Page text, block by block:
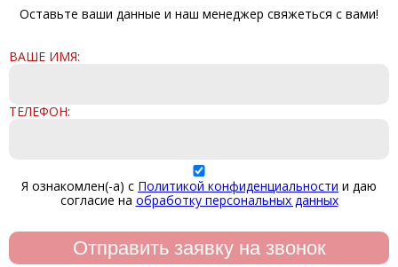
Оставьте ваши данные и наш менеджер свяжеться с вами!
ВАШЕ ИМЯ:
ТЕЛЕФОН:
Я ознакомлен(-а) с Политикой конфиденциальности и даю
согласие на обработку персональных данных